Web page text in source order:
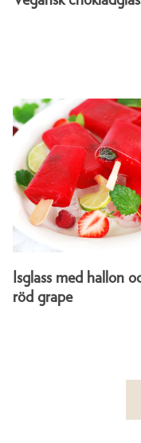
Isglass med hallon
röd grape